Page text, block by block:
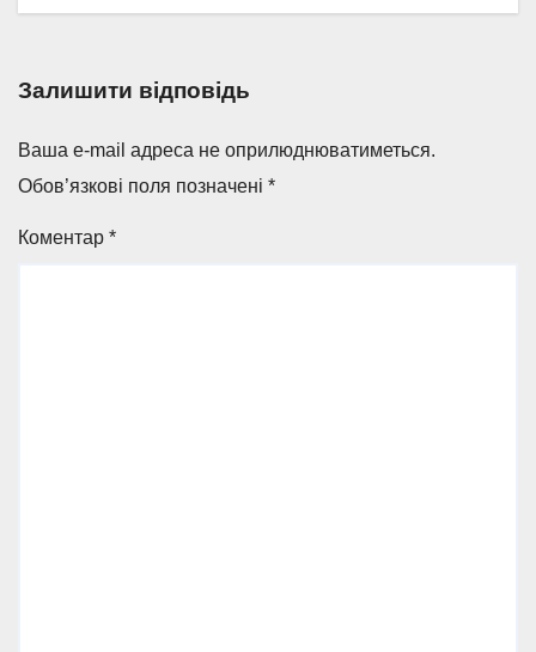
Залишити відповідь
Ваша e-mail адреса не оприлюднюватиметься.
Обов’язкові поля позначені *
Коментар *